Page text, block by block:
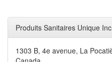
Produits Sanitaires Unique
1303 B, 4e avenue, La